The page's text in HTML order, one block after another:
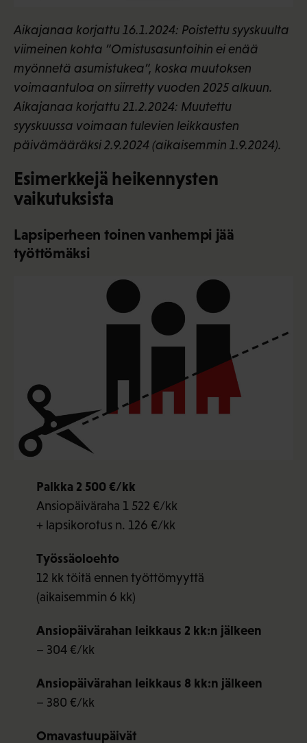
Aikajanaa korjattu 16.1.2024: Poistettu syyskuulta
viimeinen kohta ”Omistusasuntoihin ei enää
myönnetä asumistukea”, koska muutoksen
voimaantuloa on siirretty vuoden 2025 alkuun.
Aikajanaa korjattu 21.2.2024: Muutettu
syyskuussa voimaan tulevien leikkausten
päivämääräksi 2.9.2024 (aikaisemmin 1.9.2024).
Esimerkkejä heikennysten
vaikutuksista
Lapsiperheen toinen vanhempi jää
työttömäksi
Palkka 2 500 €/kk
Ansiopäiväraha 1 522 €/kk
+ lapsikorotus n. 126 €/kk
Työssäoloehto
12 kk töitä ennen työttömyyttä
(aikaisemmin 6 kk)
Ansiopäivärahan leikkaus 2 kk:n jälkeen
– 304 €/kk
Ansiopäivärahan leikkaus 8 kk:n jälkeen
– 380 €/kk
Omavastuupäivät